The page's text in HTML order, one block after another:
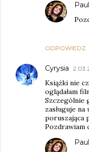
ODPOWIEDZ
Cyrysia
Książki nie
oglądałam
Szczególnie
zasługuje na
poruszająca
Pozdrawiam